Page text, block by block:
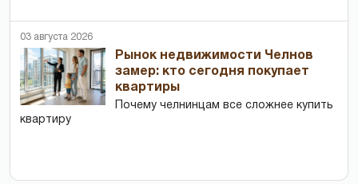
03 августа 2026
Рынок недвижимости Челнов
замер: кто сегодня покупает
квартиры
Почему челнинцам все сложнее купить
квартиру